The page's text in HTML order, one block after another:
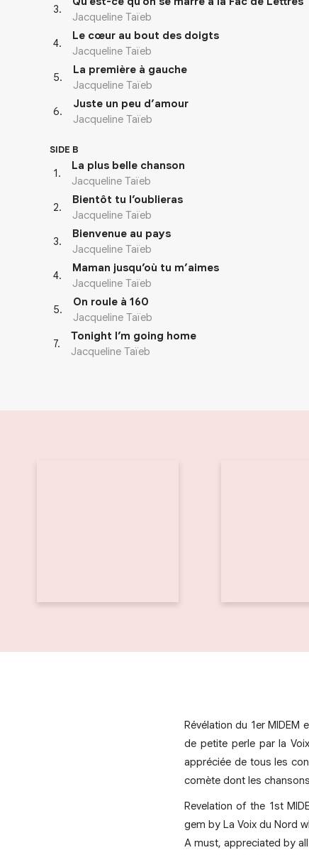
3.
Jacqueline Taïeb
4.
Le cœur au bout des doigts
Jacqueline Taïeb
5.
La première à gauche
Jacqueline Taïeb
6.
Juste un peu d’amour
Jacqueline Taïeb
SIDE B
1.
La plus belle chanson
Jacqueline Taïeb
2.
Bientôt tu l’oublieras
Jacqueline Taïeb
3.
Bienvenue au pays
Jacqueline Taïeb
4.
Maman jusqu’où tu m’aimes
Jacqueline Taïeb
5.
On roule à 160
Jacqueline Taïeb
7.
Tonight I’m going home
Jacqueline Taïeb
Révélation du 1er
de petite perle par la
appréciée de tous les
comète dont les
Revelation of the 1st
gem by La Voix du Nord
A must, appreciated by